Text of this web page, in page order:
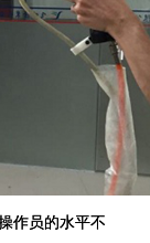
作员的水平不